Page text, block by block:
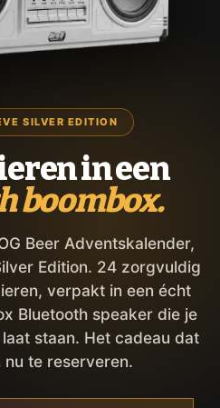
SILVER EDITION
in een
boombox.
Beer Adventskalender,
Edition. 24 zorgvuldig
verpakt in een écht
Bluetooth speaker die je
staan. Het cadeau dat
te reserveren.